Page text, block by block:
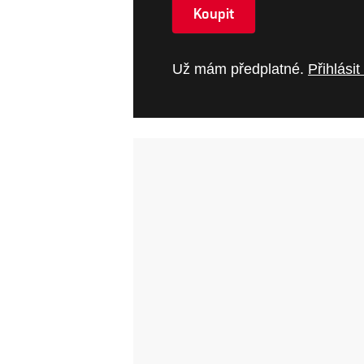
Koupit
Už mám předplatné. Přihlásit